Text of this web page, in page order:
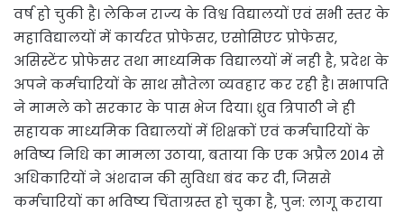
वर्ष हो चुकी है। लेकिन राज्य के विश्व विद्यालयों एवं सभी स्तर के
महाविद्यालयों में कार्यरत प्रोफेसर, एसोसिएट प्रोफेसर,
असिस्टेंट प्रोफेसर तथा माध्यमिक विद्यालयों में नही है, प्रदेश के
अपने कर्मचारियों के साथ सौतेला व्यवहार कर रही है। सभापति
ने मामले को सरकार के पास भेज दिया। ध्रुव त्रिपाठी ने ही
सहायक माध्यमिक विद्यालयों में शिक्षकों एवं कर्मचारियों के
भविष्य निधि का मामला उठाया, बताया कि एक अप्रैल 2014 से
अधिकारियों ने अंशदान की सुविधा बंद कर दी, जिससे
कर्मचारियों का भविष्य चिंताग्रस्त हो चुका है, पुन: लागू कराया